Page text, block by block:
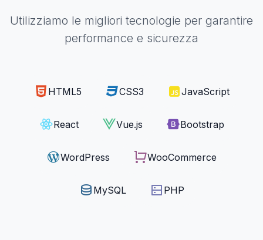
Utilizziamo le migliori tecnologie per garantire
performance e sicurezza
HTML5 CSS3 JavaScript
React Vue.js Bootstrap
WordPress WooCommerce
MySQL PHP